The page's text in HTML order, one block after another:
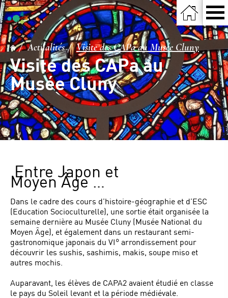
Actualités Visite des CAPa au Musée Cluny
Visite des CAPa au
Musée Cluny
Entre Japon et
MoyenÂge…
Dans le cadre des cours d’histoire-géographie et d’ESC
(Education Socioculturelle), une sortie était organisée la
semaine dernière au Musée Cluny (Musée National du
Moyen Âge), et également dans un restaurant semi-
gastronomique japonais du VI° arrondissement pour
découvrir les sushis, sashimis, makis, soupe miso et
autres mochis.
Auparavant, les élèves de CAPA2 avaient étudié en classe
le pays du Soleil levant et la période médiévale.